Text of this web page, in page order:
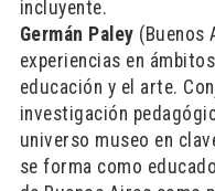
incluyente.
Germán Paley (Buenos
experiencias en
educación y el arte.
investigación
universo museo en
se forma como